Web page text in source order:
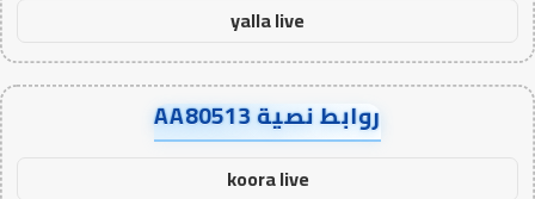
yalla live
روابط نصية AA80513
koora live